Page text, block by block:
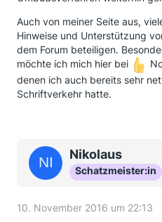
Auch von meiner Seite aus,
Hinweise und Unterstützung
dem Forum beteiligen.
möchte ich mich hier bei
denen ich auch bereits sehr
Schriftverkehr hatte.
Nikolaus
Schatzmeister:in
10. November 2016 um 22:13